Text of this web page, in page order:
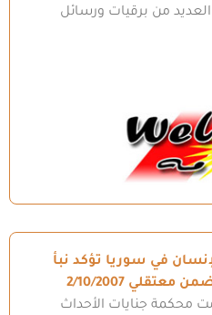
العديد من برقيات ورسائل
في سوريا تؤكد نبأ
بتاريخ 31/12/2007 قامت محكمة جنايات الأحداث